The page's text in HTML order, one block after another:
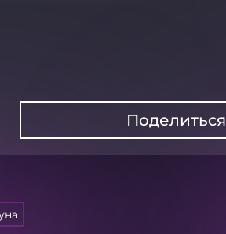
Поделиться